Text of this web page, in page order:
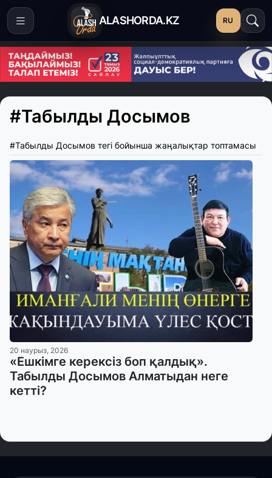
ALASHORDA.KZ RU
#Табылды Досымов
#Табылды Досымов тегі бойынша жаңалықтар топтамасы
20 наурыз, 2026
«Ешкімге керексіз боп қалдық».
Табылды Досымов Алматыдан неге
кетті?